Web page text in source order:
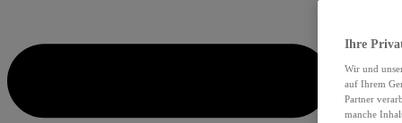
Ihre
Wir und
auf Ihrem
Partner
manche